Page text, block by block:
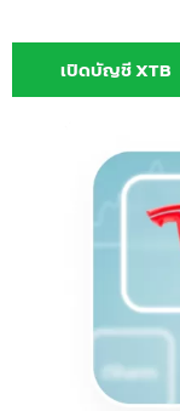
เปิดบัญชี XTB